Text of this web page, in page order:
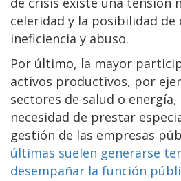
celeridad y la posibilidad
ineficiencia y abuso.
Por último, la mayor
activos productivos, por
sectores de salud o
necesidad de prestar
gestión de las empresas
últimas suelen generarse
desempañar la función